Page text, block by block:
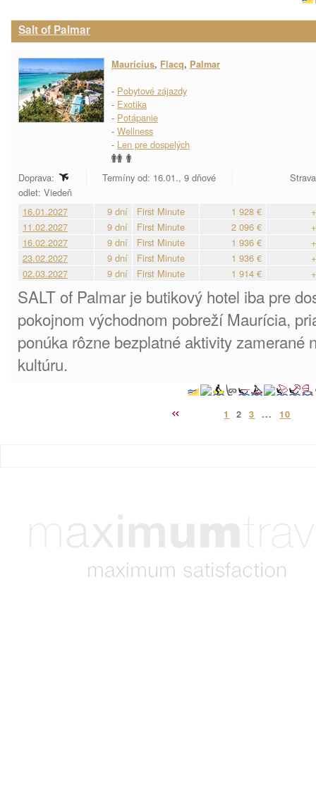
Salt of Palmar
Maurícius, Flacq, Palmar
- Pobytové zájazdy
- Exotika
- Potápanie
- Wellness
- Len pre dospelých
Doprava: Termíny od: 16.01., 9 dňové
odlet: Viedeň
16.01.2027
9 dní First Minute 1 928 €
11.02.2027
9 dní First Minute 2 096 €
16.02.2027
9 dní First Minute 1 936 €
23.02.2027
9 dní First Minute 1 936 €
02.03.2027
9 dní First Minute 1 914 €
SALT of Palmar je butikový hotel iba pre
pokojnom východnom pobreží Maurícia,
ponúka rôzne bezplatné aktivity zamerané
kultúru.
1 2 3 ... 10